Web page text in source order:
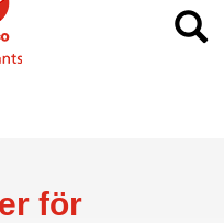
för